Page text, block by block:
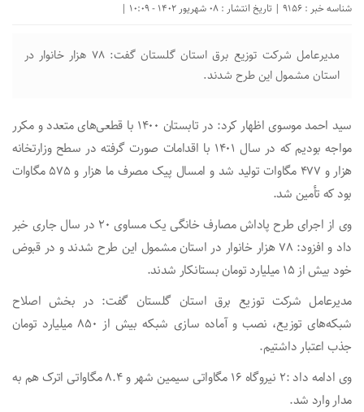
شناسه خبر : 9156 | تاریخ انتشار : 08 شهریور 1402 - 10:09 |
مدیرعامل شرکت توزیع برق استان گلستان گفت: ۷۸ هزار خانوار در
استان مشمول این طرح شدند.
سید احمد موسوی اظهار کرد: در تابستان
با قطعی‌های متعدد و مکرر
مواجه بودیم که در سال ۱۴۰۱ با اقدامات صورت گرفته در سطح وزارتخانه
هزار و ۴۷۷ مگاوات تولید شد و امسال پیک مصرف ما هزار و ۵۷۵ مگاوات
بود که تأمین شد.
وی از اجرای طرح پاداش مصارف خانگی یک مساوی ۲۰ در سال جاری خبر
داد و افزود: ۷۸ هزار خانوار در استان مشمول این طرح شدند و در قبوض
خود بیش از ۱۵ میلیارد تومان بستانکار شدند.
مدیرعامل شرکت توزیع برق استان گلستان گفت: در بخش اصلاح
شبکه‌های توزیع، نصب و آماده سازی شبکه بیش از ۸۵۰ میلیارد تومان
جذب اعتبار داشتیم.
وی ادامه داد :۲ نیروگاه ۱۶ مگاواتی سیمین شهر و ۸.۴ مگاواتی اترک هم به
مدار وارد شد.